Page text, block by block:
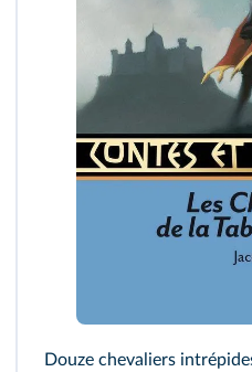
Douze chevaliers